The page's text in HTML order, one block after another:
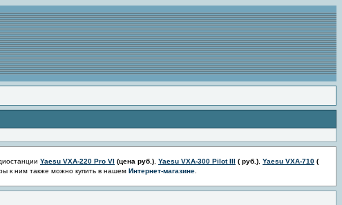
Yaesu VXA-220 Pro VI (цена руб.) Yaesu VXA-300 Pilot III ( руб.) Yaesu VXA-710 (
к ним также можно купить в нашем Интернет-магазине